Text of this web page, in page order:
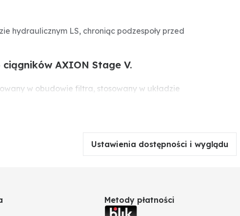
hydraulicznym LS, chroniąc podzespoły przed
AXION Stage V.
w obudowie filtra, stosowany w układzie
hydraulicznych.
Ustawienia dostępności i wyglądu
Metody płatności